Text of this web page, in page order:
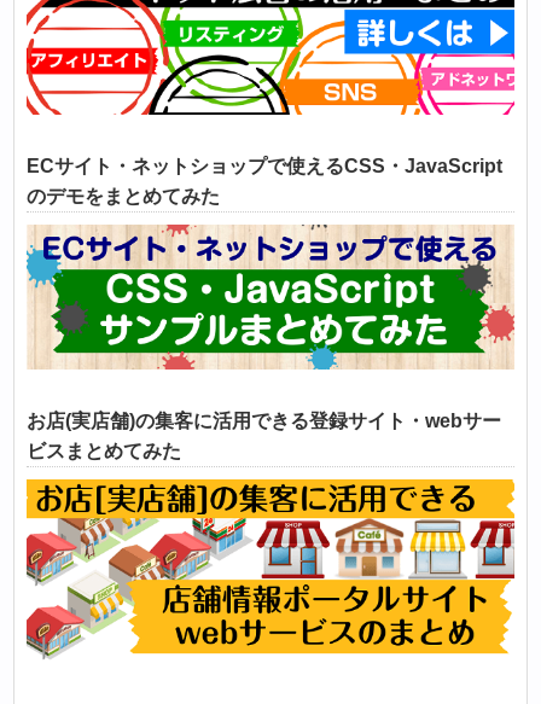
ECサイト・ネットショップで使えるCSS・JavaScript
のデモをまとめてみた
お店(実店舗)の集客に活用できる登録サイト・webサー
ビスまとめてみた